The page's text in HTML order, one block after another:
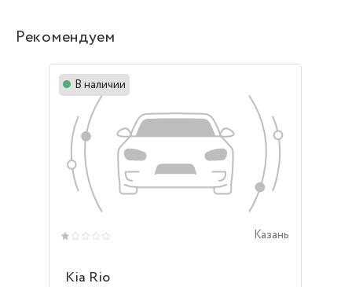
Рекомендуем
В наличии
Казань
Kia Rio